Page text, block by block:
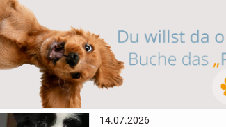
14.07.2026